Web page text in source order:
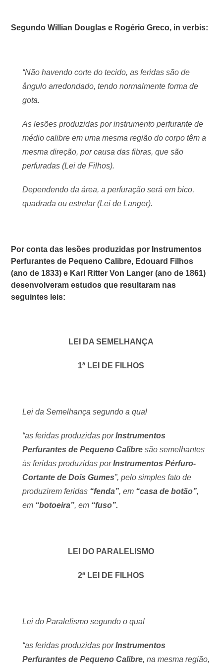
Segundo Willian Douglas e Rogério Greco, in verbis:
“Não havendo corte do tecido, as feridas são de
ângulo arredondado, tendo normalmente forma de
gota.
As lesões produzidas por instrumento perfurante de
médio calibre em uma mesma região do corpo têm a
mesma direção, por causa das fibras, que são
perfuradas (Lei de Filhos).
Dependendo da área, a perfuração será em bico,
quadrada ou estrelar (Lei de Langer).
Por conta das lesões produzidas por Instrumentos
Perfurantes de Pequeno Calibre, Edouard Filhos
(ano de 1833) e Karl Ritter Von Langer (ano de 1861)
desenvolveram estudos que resultaram nas
seguintes leis:
LEI DA SEMELHANÇA
1ª LEI DE FILHOS
Lei da Semelhança segundo a qual
“as feridas produzidas porInstrumentos
Perfurantes de Pequeno Calibre são semelhantes
às feridas produzidas porInstrumentos Pérfuro-
Cortante de Dois Gumes”, pelo simples fato de
produzirem feridas “fenda”, em “casa de botão”,
em “botoeira”, em “fuso”.
LEI DO PARALELISMO
2ª LEI DE FILHOS
Lei do Paralelismo segundo o qual
“as feridas produzidas porInstrumentos
Perfurantes de Pequeno Calibre,na mesma região,